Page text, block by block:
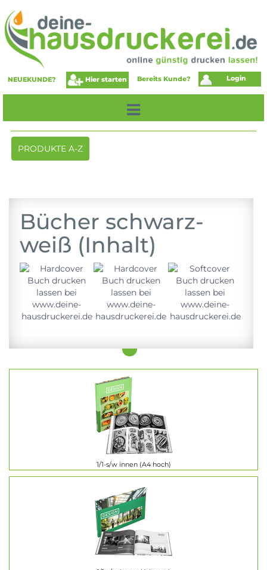
NEUEKUNDE? Hier starten Bereits Kunde? Login
Toggle
navigation
PRODUKTE A-Z
Bücher schwarz-
weiß (Inhalt)
1/1-s/w innen (A4 hoch)